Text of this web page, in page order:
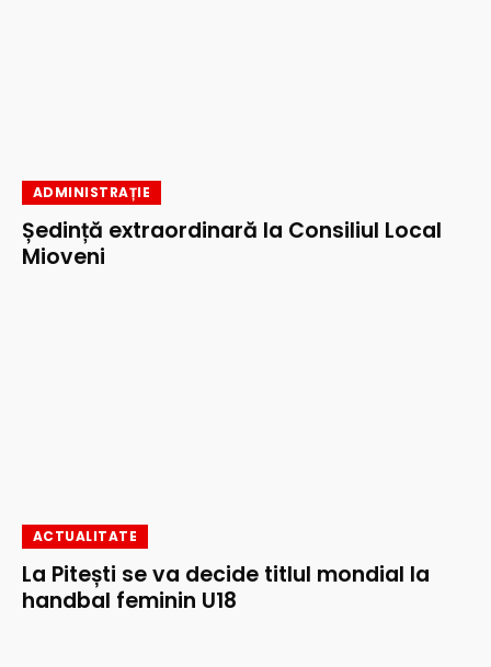
ADMINISTRAȚIE
Ședință extraordinară la Consiliul Local
Mioveni
ACTUALITATE
La Pitești se va decide titlul mondial la
handbal feminin U18